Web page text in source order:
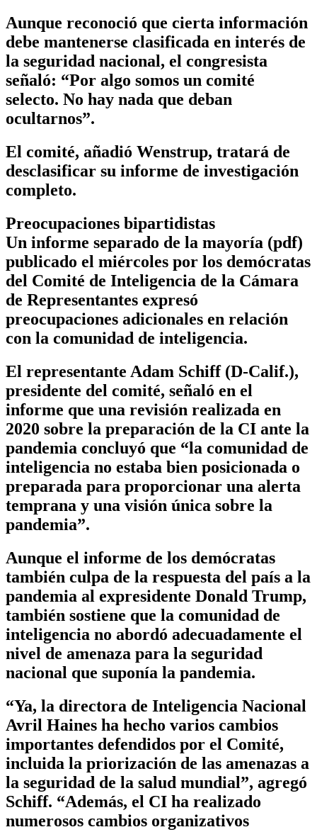
Aunque reconoció que cierta información
debe mantenerse clasificada en interés de
la seguridad nacional, el congresista
señaló: “Por algo somos un comité
selecto. No hay nada que deban
ocultarnos”.
El comité, añadió Wenstrup, tratará de
desclasificar su informe de investigación
completo.
Preocupaciones bipartidistas
Un informe separado de la mayoría (pdf)
publicado el miércoles por los demócratas
del Comité de Inteligencia de la Cámara
de Representantes expresó
preocupaciones adicionales en relación
con la comunidad de inteligencia.
El representante Adam Schiff (D-Calif.),
presidente del comité, señaló en el
informe que una revisión realizada en
2020 sobre la preparación de la CI ante la
pandemia concluyó que “la comunidad de
inteligencia no estaba bien posicionada o
preparada para proporcionar una alerta
temprana y una visión única sobre la
pandemia”.
Aunque el informe de los demócratas
también culpa de la respuesta del país a la
pandemia al expresidente Donald Trump,
también sostiene que la comunidad de
inteligencia no abordó adecuadamente el
nivel de amenaza para la seguridad
nacional que suponía la pandemia.
“Ya, la directora de Inteligencia Nacional
Avril Haines ha hecho varios cambios
importantes defendidos por el Comité,
incluida la priorización de las amenazas a
la seguridad de la salud mundial”, agregó
Schiff. “Además, el CI ha realizado
numerosos cambios organizativos